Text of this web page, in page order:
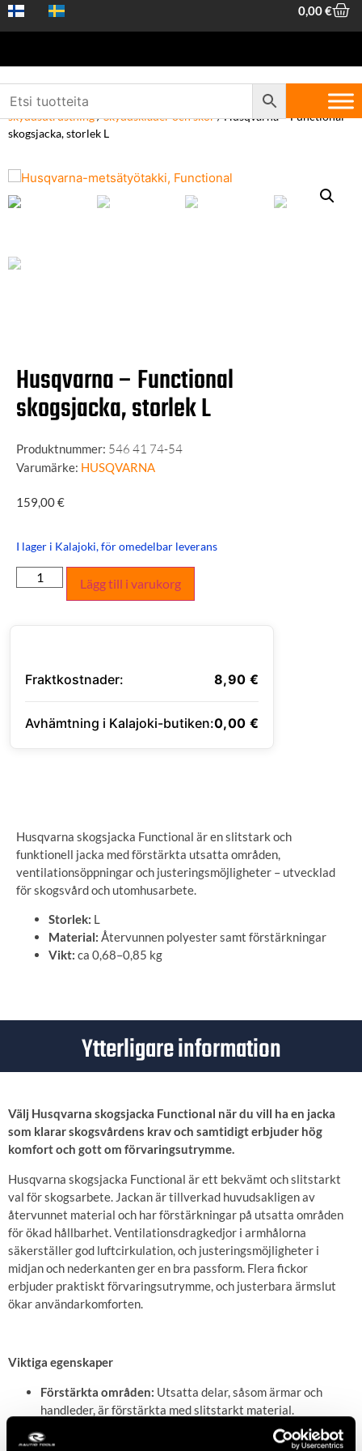
0,00€
Hem /Arbetskläder och skyddsutrustning
Skogskläder och
skyddsutrustning/Skyddskläder och skor/ Husqvarna – Functional
skogsjacka, storlek L
Husqvarna – Functional
skogsjacka, storlek L
Produktnummer: 546 41 74-54
Varumärke: HUSQVARNA
159,00€
I lager i Kalajoki, för omedelbar leverans
Lägg till i varukorg
Fraktkostnader: 8,90 €
Avhämtning i Kalajoki-butiken:0,00 €
Husqvarna skogsjacka Functional är en slitstark och
funktionell jacka med förstärkta utsatta områden,
ventilationsöppningar och justeringsmöjligheter – utvecklad
för skogsvård och utomhusarbete.
Storlek: L
Material: Återvunnen polyester samt förstärkningar
Vikt: ca 0,68–0,85 kg
Ytterligare information
Välj Husqvarna skogsjacka Functional när du vill ha en jacka
som klarar skogsvårdens krav och samtidigt erbjuder hög
komfort och gott om förvaringsutrymme.
Husqvarna skogsjacka Functional är ett bekvämt och slitstarkt
val för skogsarbete. Jackan är tillverkad huvudsakligen av
återvunnet material och har förstärkningar på utsatta områden
för ökad hållbarhet. Ventilationsdragkedjor i armhålorna
säkerställer god luftcirkulation, och justeringsmöjligheter i
midjan och nederkanten ger en bra passform. Flera fickor
erbjuder praktiskt förvaringsutrymme, och justerbara ärmslut
ökar användarkomforten.
Viktiga egenskaper
Förstärkta områden: Utsatta delar, såsom ärmar och
handleder, är förstärkta med slitstarkt material.
Ventilationsdragkedjor i armhålorna möjliggör
effektiv luftning.